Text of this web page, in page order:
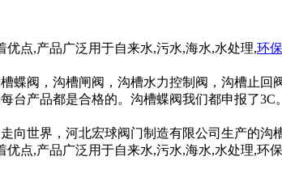
点,产品广泛用于自来水,污水,海水,水处理,环保
蝶阀，沟槽闸阀，沟槽水力控制阀，沟槽止
台产品都是合格的。沟槽蝶阀我们都申报了
世界，河北宏球阀门制造有限公司生产的沟
点,产品广泛用于自来水,污水,海水,水处理,环